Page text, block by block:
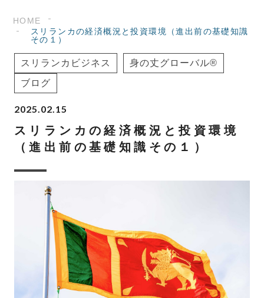
HOME
スリランカの経済概況と投資環境（進出前の基礎知識
その１）
スリランカビジネス
身の丈グローバル®
ブログ
2025.02.15
スリランカの経済概況と投資環境
（進出前の基礎知識その１）